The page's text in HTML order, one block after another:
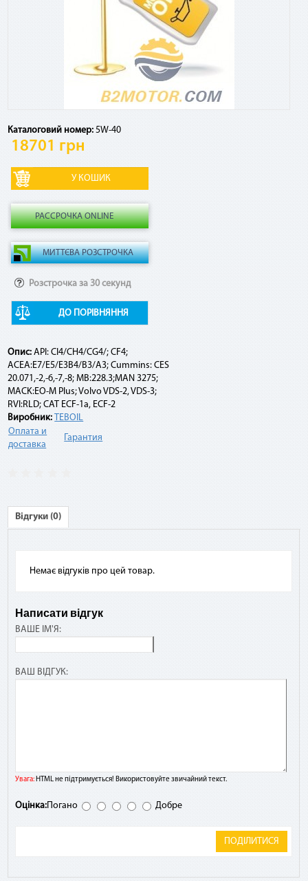
Каталоговий номер: 5W-40
18701 грн
РАССРОЧКА ONLINE
Розстрочка за 30 секунд
ДО ПОРІВНЯННЯ
Опис: API: CI4/CH4/CG4/; CF4;
ACEA:E7/E5/E3B4/B3/A3; Cummins: CES
20.071,-2,-6,-7,-8; MB:228.3;MAN 3275;
MACK:EO-M Plus; Volvo VDS-2, VDS-3;
RVI:RLD; CAT ECF-1a, ECF-2
Виробник: TEBOIL
Оплата и
доставка
Гарантия
Відгуки (0)
Немає відгуків про цей товар.
Написати відгук
ВАШЕ ІМ'Я:
ВАШ ВІДГУК:
Увага:HTML не підтримується! Використовуйте звичайний текст.
Оцінка:Погано Добре
ПОДІЛИТИСЯ
Есть ли дополнительные комиссии, страховки и т.
Если ежемесячный платеж по сервису списывается в счет
кредитных средств, взимается комиссия 4% от суммы
других комиссий и страховок по сервису нет.
Как рассчитывается комиссия по «Мгновенной
рассрочке» в случае досрочного погашения?
В случае досрочного погашения взимается 2,9% от общей
Договор по «Мгновенной рассрочке» оформлен на 10
этом сумма платежа составит: остаток задолженности (10
000 грн - 3 * 1 000 грн) + комиссия 2,9 % (10 000 грн * 2,9 %) =
7 290 грн.